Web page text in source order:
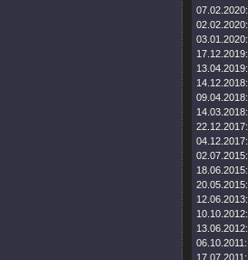
07.02.2020:
02.02.2020:
03.01.2020:
17.12.2019:
13.04.2019:
14.12.2018:
09.04.2018:
14.03.2018:
22.12.2017:
04.12.2017:
02.07.2015:
18.06.2015:
20.05.2015:
12.06.2013:
10.10.2012:
13.06.2012:
06.10.2011:
17.07.2011: